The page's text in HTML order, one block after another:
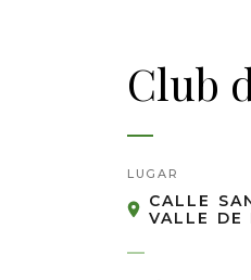
Club
LUGAR
CALLE
VALLE DE